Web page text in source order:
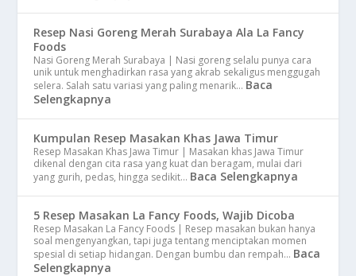
Resep Nasi Goreng Merah Surabaya Ala La Fancy
Foods
Nasi Goreng Merah Surabaya | Nasi goreng selalu punya cara
unik untuk menghadirkan rasa yang akrab sekaligus menggugah
selera. Salah satu variasi yang paling menarik… Baca
Selengkapnya
Kumpulan Resep Masakan Khas Jawa Timur
Resep Masakan Khas Jawa Timur | Masakan khas Jawa Timur
dikenal dengan cita rasa yang kuat dan beragam, mulai dari
yang gurih, pedas, hingga sedikit… Baca Selengkapnya
5 Resep Masakan La Fancy Foods, Wajib Dicoba
Resep Masakan La Fancy Foods | Resep masakan bukan hanya
soal mengenyangkan, tapi juga tentang menciptakan momen
spesial di setiap hidangan. Dengan bumbu dan rempah… Baca
Selengkapnya